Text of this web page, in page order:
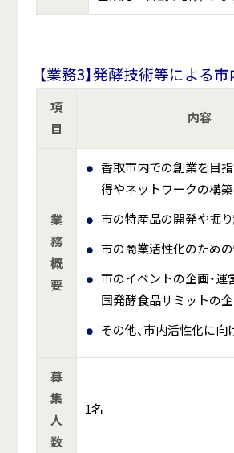
【業務3】発酵技術等による
項
目
内容
業
務
概
要
香取市内での創業を目
得やネットワークの構築
市の特産品の開発や掘
市の商業活性化のため
市のイベントの企画・運
国発酵食品サミットの企
その他、市内活性化に向
募
集
人
数
1名